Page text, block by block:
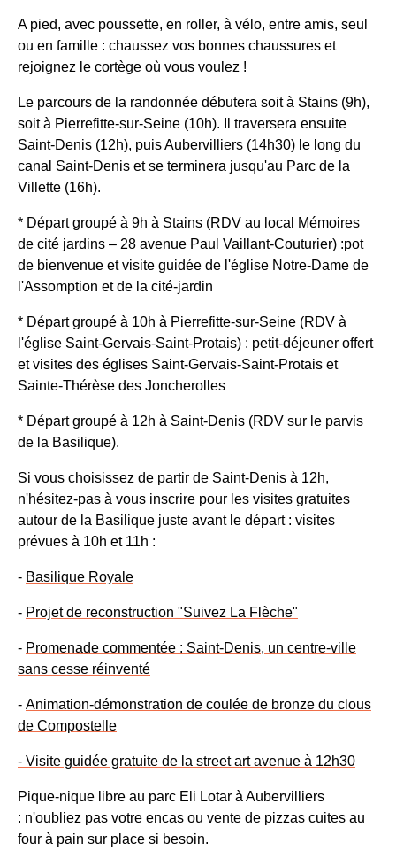
A pied, avec poussette, en roller, à vélo, entre amis, seul
ou en famille : chaussez vos bonnes chaussures et
rejoignez le cortège où vous voulez !
Le parcours de la randonnée débutera soit à Stains (9h),
soit à Pierrefitte-sur-Seine (10h). Il traversera ensuite
Saint-Denis (12h), puis Aubervilliers (14h30) le long du
canal Saint-Denis et se terminera jusqu'au Parc de la
Villette (16h).
* Départ groupé à 9h à Stains (RDV au local Mémoires
de cité jardins – 28 avenue Paul Vaillant-Couturier) :pot
de bienvenue et visite guidée de l'église Notre-Dame de
l'Assomption et de la cité-jardin
* Départ groupé à 10h à Pierrefitte-sur-Seine (RDV à
l'église Saint-Gervais-Saint-Protais) : petit-déjeuner offert
et visites des églises Saint-Gervais-Saint-Protais et
Sainte-Thérèse des Joncherolles
* Départ groupé à 12h à Saint-Denis (RDV sur le parvis
de la Basilique).
Si vous choisissez de partir de Saint-Denis à 12h,
n'hésitez-pas à vous inscrire pour les visites gratuites
autour de la Basilique juste avant le départ : visites
prévues à 10h et 11h :
- Basilique Royale
- Projet de reconstruction "Suivez La Flèche"
- Promenade commentée : Saint-Denis, un centre-ville
sans cesse réinventé
- Animation-démonstration de coulée de bronze du clous
de Compostelle
- Visite guidée gratuite de la street art avenue à 12h30
Pique-nique libre au parc Eli Lotar à Aubervilliers
: n'oubliez pas votre encas ou vente de pizzas cuites au
four à pain sur place si besoin.